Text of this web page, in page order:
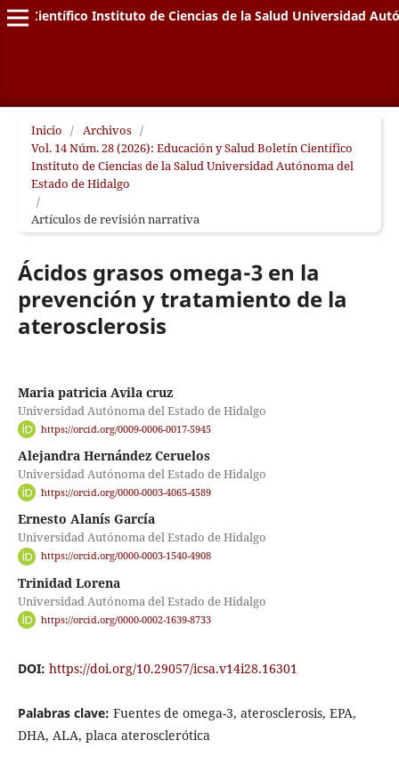
Científico Instituto de Ciencias de la Salud Universidad
Inicio / Archivos /
Vol. 14 Núm. 28 (2026): Educación y Salud Boletín Científico
Instituto de Ciencias de la Salud Universidad Autónoma del
Estado de Hidalgo
/
Artículos de revisión narrativa
Ácidos grasos omega-3 en la
prevención y tratamiento de la
aterosclerosis
Maria patricia Avila cruz
Universidad Autónoma del Estado de Hidalgo
https://orcid.org/0009-0006-0017-5945
Alejandra Hernández Ceruelos
Universidad Autónoma del Estado de Hidalgo
https://orcid.org/0000-0003-4065-4589
Ernesto Alanís García
Universidad Autónoma del Estado de Hidalgo
https://orcid.org/0000-0003-1540-4908
Trinidad Lorena
Universidad Autónoma del Estado de Hidalgo
https://orcid.org/0000-0002-1639-8733
DOI: https://doi.org/10.29057/icsa.v14i28.16301
Palabras clave: Fuentes de omega-3, aterosclerosis, EPA,
DHA, ALA, placa aterosclerótica